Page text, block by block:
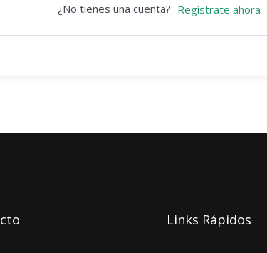
¿No tienes una cuenta? Regístrate ahora
Links Rápidos